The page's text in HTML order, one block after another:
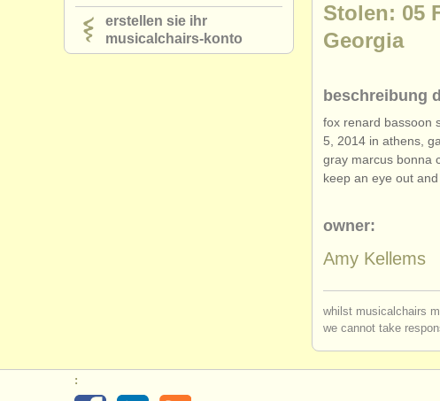
Stolen: 05
Georgia
beschreibung
fox renard bassoon
5, 2014 in athens,
gray marcus bonna
keep an eye out
owner:
Amy Kellems
whilst musicalchairs
we cannot take
erstellen sie ihr
musicalchairs-konto
: